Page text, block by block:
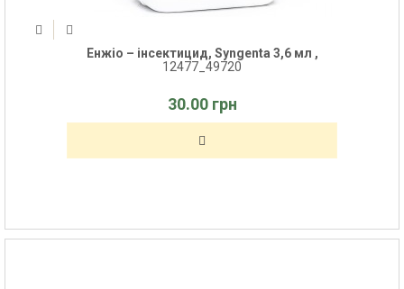
Енжіо – інсектицид, Syngenta 3,6 мл ,
12477_49720
30.00 грн